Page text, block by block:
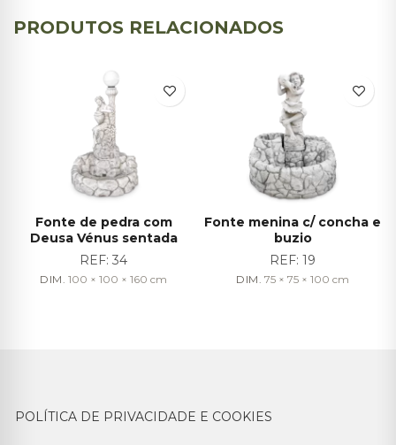
PRODUTOS RELACIONADOS
Fonte de pedra com
Deusa Vénus sentada
REF: 34
DIM. 100 × 100 × 160 cm
Fonte menina c/ concha e
buzio
REF: 19
DIM. 75 × 75 × 100 cm
POLÍTICA DE PRIVACIDADE E COOKIES